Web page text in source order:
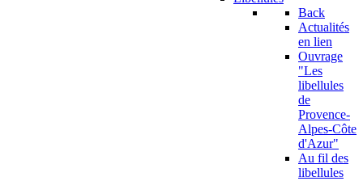
Back
Actualités
en lien
Ouvrage
"Les
libellules
de
Provence-
Alpes-Côte
d'Azur"
Au fil des
libellules